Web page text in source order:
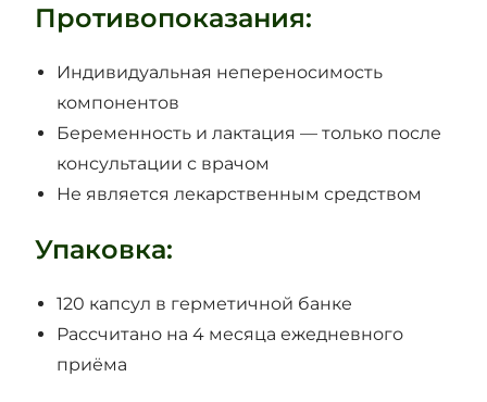
Противопоказания:
Индивидуальная непереносимость
компонентов
Беременность и лактация — только после
консультации с врачом
Не является лекарственным средством
Упаковка:
120 капсул в герметичной банке
Рассчитано на 4 месяца ежедневного
приёма